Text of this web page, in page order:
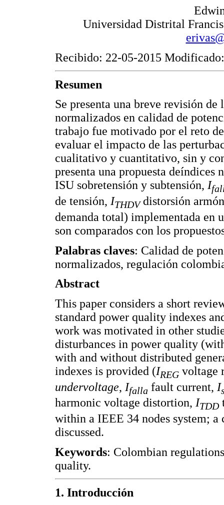
Universidad Distrital
Recibido: 22-05-2015
Resumen
Se presenta una breve revisión
normalizados en calidad de
trabajo fue motivado por el reto
evaluar el impacto de las
cualitativo y cuantitativo, sin y
presenta una propuesta deíndices
ISU sobretensión y subtensión, I
de tensión, ITHDVdistorsión
demanda total) implementada en
son comparados con los
Palabras claves: Calidad de
normalizados, regulación
Abstract
This paper considers a short
standard power quality indexes
work was motivated in other
disturbances in power quality
with and without distributed
indexes is provided (IREG voltage
undervoltage, Ifalla fault current, I
harmonic voltage distortion, ITDD
within a IEEE 34 nodes system;
discussed.
Keywords: Colombian
quality.
1. Introducción